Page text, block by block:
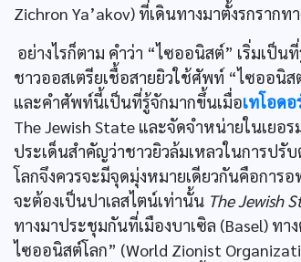
Zichron Ya’akov) ที่เดินทางมาตั้งรกราก
อย่างไรก็ตาม คำว่า “ไซออนิสต์” เริ่มเป็
ชาวออสเตรียเชื้อสายยิวใช้ศัพท์ “ไซออนิ
และคำศัพท์นี้เป็นที่รู้จักมากขึ้นเมื่อเทโอดอ
The Jewish State และจัดจำหน่ายในเยอ
ประเด็นสำคัญว่าชาวยิวล้มเหลวในการปรั
โลกจึงควรจะมีจุดมุ่งหมายเดียวกันคือกา
จะต้องเป็นปาเลสไตน์เท่านั้น The Jewish
ทางมาประชุมกันที่เมืองบาเซิล (Basel) ท
ไซออนิสต์โลก” (World Zionist